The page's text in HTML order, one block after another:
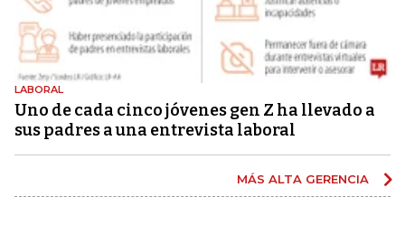
LABORAL
Uno de cada cinco jóvenes gen Z ha llevado a
sus padres a una entrevista laboral
MÁS ALTA GERENCIA